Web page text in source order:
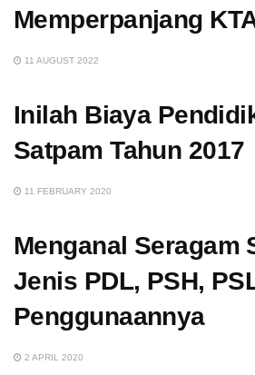
Memperpanjang
11 AUGUST 2022
Inilah Biaya
Satpam Tahun 2017
11 FEBRUARY 2020
Menganal Seragam
Jenis PDL, PSH,
Penggunaannya
2 APRIL 2020